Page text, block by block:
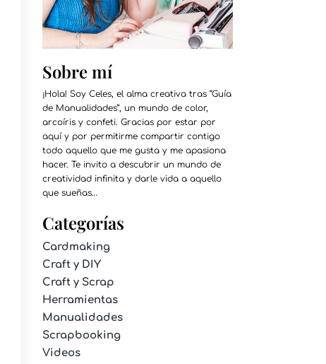
Sobre mí
¡Hola! Soy Celes, el alma creativa tras “Guía
de Manualidades”, un mundo de color,
arcoíris y confeti. Gracias por estar por
aquí y por permitirme compartir contigo
todo aquello que me gusta y me apasiona
hacer. Te invito a descubrir un mundo de
creatividad infinita y darle vida a aquello
que sueñas…
Categorías
Cardmaking
Craft y DIY
Craft y Scrap
Herramientas
Manualidades
Scrapbooking
Videos